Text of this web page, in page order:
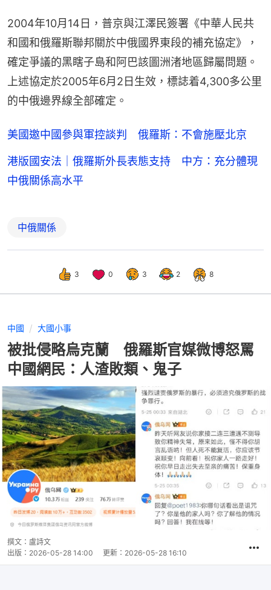
2004年10月14日，普京與江澤民簽署《中華人民共
和國和俄羅斯聯邦關於中俄國界東段的補充協定》，
確定爭議的黑瞎子島和阿巴該圖洲渚地區歸屬問題。
上述協定於2005年6月2日生效，標誌着4,300多公里
的中俄邊界線全部確定。
美國邀中國參與軍控談判 俄羅斯：不會施壓北京
港版國安法｜俄羅斯外長表態支持 中方：充分體現
中俄關係高水平
中俄關係
3 0 3 2 8
中國 大國小事
被批侵略烏克蘭 俄羅斯官媒微博怒罵
中國網民：人渣敗類、鬼子
撰文： 盧詩文
出版： 2026-05-28 14:00 更新： 2026-05-28 16:10